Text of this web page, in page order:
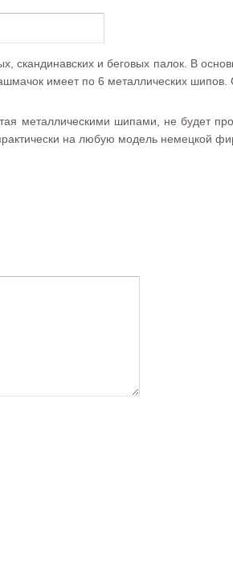
скандинавских и беговых палок. В
имеет по 6 металлических шипов.
металлическими шипами, не будет
на любую модель немецкой